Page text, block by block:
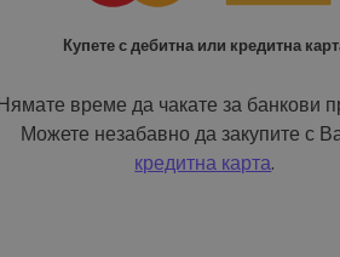
Купете с дебитна или кредитна
време да чакате за банкови
Можете незабавно да закупите с
кредитна карта.